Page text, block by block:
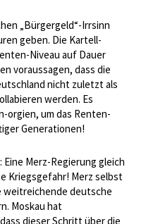
„Bürgergeld“-Irrsinn
geben. Die Kartell-
Niveau auf Dauer
voraussagen, dass die
nicht zuletzt als
werden. Es
orgien, um das Renten-
Generationen!
Eine Merz-Regierung gleich
Kriegsgefahr! Merz selbst
deutsche
Moskau hat
dieser Schritt über die